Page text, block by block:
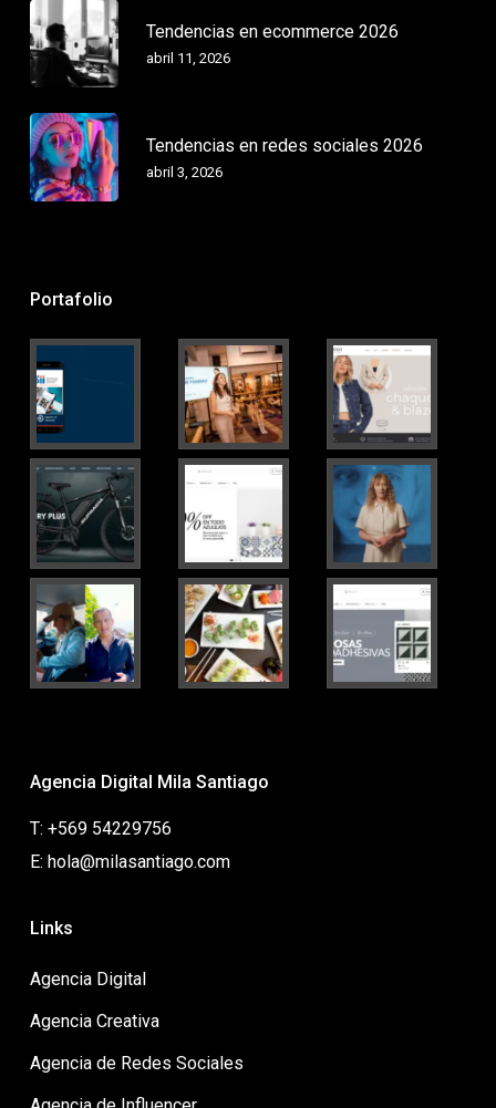
Tendencias en ecommerce 2026
abril 11, 2026
Tendencias en redes sociales 2026
abril 3, 2026
Portafolio
Agencia Digital Mila Santiago
T: +569 54229756
E: hola@milasantiago.com
Links
Agencia Digital
Agencia Creativa
Agencia de Redes Sociales